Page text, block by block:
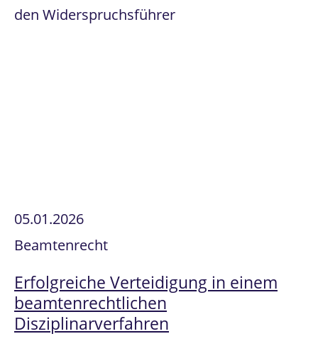
den Widerspruchsführer
05.01.2026
Beamtenrecht
Erfolgreiche Verteidigung in einem
beamtenrechtlichen
Disziplinarverfahren